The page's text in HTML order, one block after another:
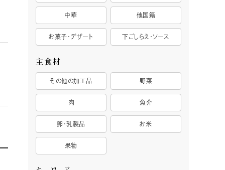
中華 他国籍
お菓子・デザート 下ごしらえ・ソース
主食材
その他の加工品 野菜
肉 魚介
卵・乳製品 お米
果物